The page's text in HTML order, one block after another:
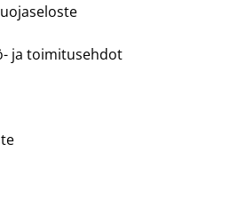
ja toimitusehdot